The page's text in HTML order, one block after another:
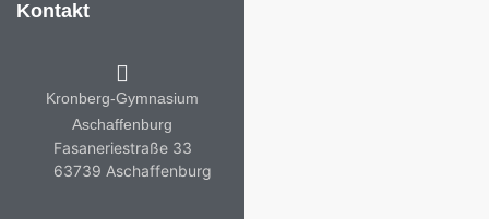
Kontakt
Kronberg-Gymnasium
Aschaffenburg
Fasaneriestraße 33
63739 Aschaffenburg